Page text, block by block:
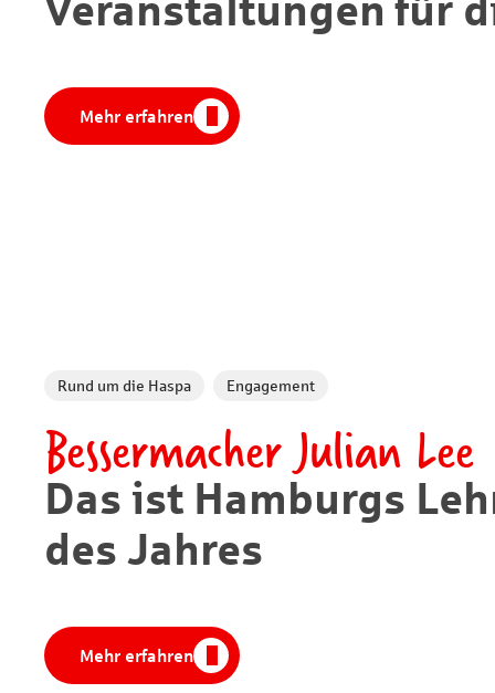
Mehr erfahren
Rund um die Haspa Engagement
Bessermacher Julian Lee
Das ist Hamburgs
des Jahres
Mehr erfahren